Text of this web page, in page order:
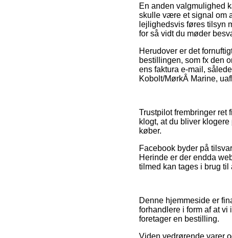
En anden valgmulighed
skulle være et signal om
lejlighedsvis føres tilsyn
for så vidt du møder
Herudover er det
bestillingen, som fx den
ens faktura e-mail,
Kobolt/MørkÂ Marine,
Trustpilot frembringer ret
klogt, at du bliver
køber.
Facebook byder på
Herinde er der endda
tilmed kan tages i brug
Denne hjemmeside er
forhandlere i form af at vi
foretager en bestilling.
Viden vedrørende varer